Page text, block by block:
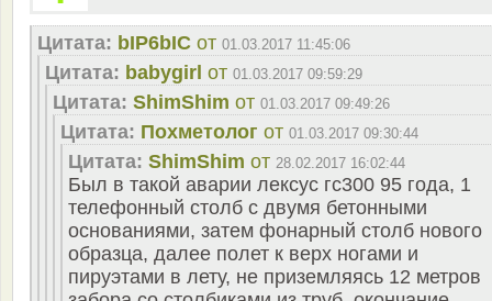
Цитата: bIP6bIC от 01.03.2017 11:45:06
Цитата: babygirl от 01.03.2017 09:59:29
Цитата: ShimShim от 01.03.2017 09:49:26
Цитата: Похметолог от 01.03.2017 09:30:44
Цитата: ShimShim от 28.02.2017 16:02:44
Был в такой аварии лексус гс300 95 года, 1
телефонный столб с двумя бетонными
основаниями, затем фонарный столб нового
образца, далее полет к верх ногами и
пируэтами в лету, не приземляясь 12 метров